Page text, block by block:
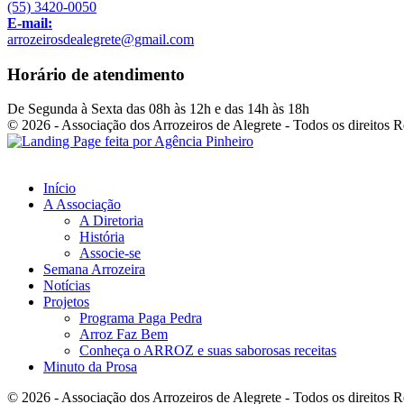
(55) 3420-0050
E-mail:
arrozeirosdealegrete@gmail.com
Horário de atendimento
De Segunda à Sexta das 08h às 12h e das 14h às 18h
© 2026 - Associação dos Arrozeiros de Alegrete - Todos os direitos
Início
A Associação
A Diretoria
História
Associe-se
Semana Arrozeira
Notícias
Projetos
Programa Paga Pedra
Arroz Faz Bem
Conheça o ARROZ e suas saborosas receitas
Minuto da Prosa
© 2026 - Associação dos Arrozeiros de Alegrete - Todos os direitos